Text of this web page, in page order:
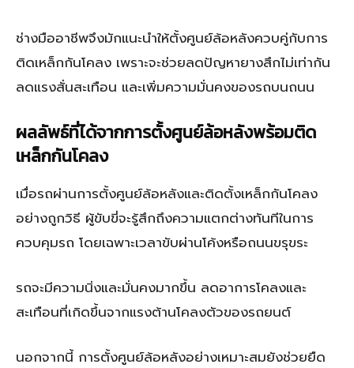
ช่างมืออาชีพจึงมักแนะนำให้ตั้งศูนย์ล้อหลังควบคู่กับการ
ติดเหล็กกันโคลง เพราะจะช่วยลดปัญหายางสึกไม่เท่ากัน
ลดแรงสั่นสะเทือน และเพิ่มความมั่นคงของรถบนถนน
ผลลัพธ์ที่ได้จากการตั้งศูนย์ล้อหลังพร้อมติด
เหล็กกันโคลง
เมื่อรถผ่านการตั้งศูนย์ล้อหลังและติดตั้งเหล็กกันโคลง
อย่างถูกวิธี ผู้ขับขี่จะรู้สึกถึงความแตกต่างทันทีในการ
ควบคุมรถ โดยเฉพาะเวลาขับผ่านโค้งหรือถนนขรุขระ
รถจะมีความนิ่งและมั่นคงมากขึ้น ลดอาการโคลงและ
สะเทือนที่เกิดขึ้นจากแรงต้านโคลงตัวของรถยนต์
นอกจากนี้ การตั้งศูนย์ล้อหลังอย่างเหมาะสมยังช่วยยืด